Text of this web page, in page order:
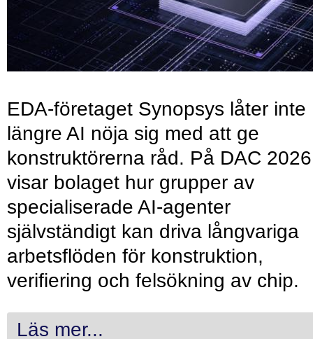
EDA-företaget Synopsys låter inte
längre AI nöja sig med att ge
konstruktörerna råd. På DAC 2026
visar bolaget hur grupper av
specialiserade AI-agenter
självständigt kan driva långvariga
arbetsflöden för konstruktion,
verifiering och felsökning av chip.
Läs mer...